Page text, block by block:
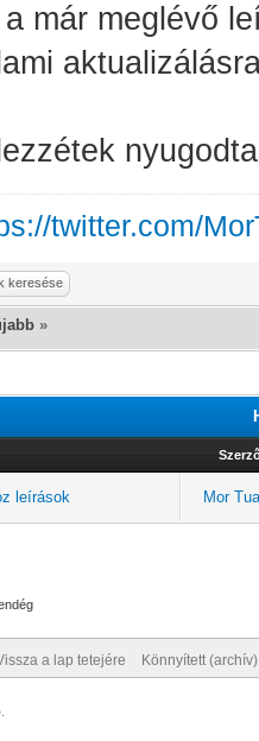
a már meglévő
twitter.com/
keresése
»
leírások Mor
a lap tetejére Könnyített